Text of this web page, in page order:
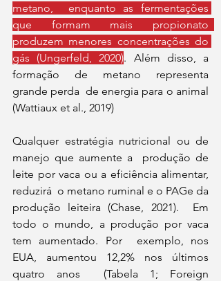
metano,  enquanto as fermentações
que formam mais propionato
produzem menores concentrações do
gás (Ungerfeld, 2020). Além disso, a
formação de metano representa
grande perda  de energia para o animal
(Wattiaux et al., 2019)
Qualquer estratégia nutricional ou de
manejo que aumente a  produção de
leite por vaca ou a eficiência alimentar,
reduzirá  o metano ruminal e o PAGe da
produção leiteira (Chase, 2021).  Em
todo o mundo, a produção por vaca
tem aumentado. Por  exemplo, nos
EUA, aumentou 12,2% nos últimos
quatro anos  (Tabela 1; Foreign